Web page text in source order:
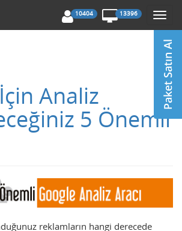
10404 13396
Analiz
5 Önemli
reklamların hangi derecede